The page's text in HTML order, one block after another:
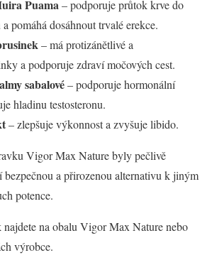
Puama– podporuje průtok krve do
pomáhá dosáhnout trvalé erekce.
– má protizánětlivé a
a podporuje zdraví močových cest.
sabalové– podporuje hormonální
hladinu testosteronu.
– zlepšuje výkonnost a zvyšuje libido.
Vigor Max Nature byly pečlivě
bezpečnou a přirozenou alternativu k jiným
potence.
najdete na obalu Vigor Max Nature nebo
výrobce.